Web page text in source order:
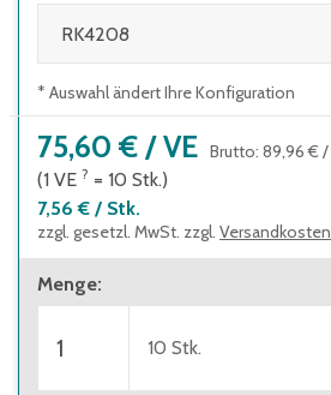
* Auswahl ändert Ihre Konfiguration
75,60 € /VE Brutto: 89,96 € /
(1 VE ? = 10 Stk.)
7,56 € / Stk.
zzgl. gesetzl. MwSt. zzgl. Versandkosten
Menge:
10 Stk.